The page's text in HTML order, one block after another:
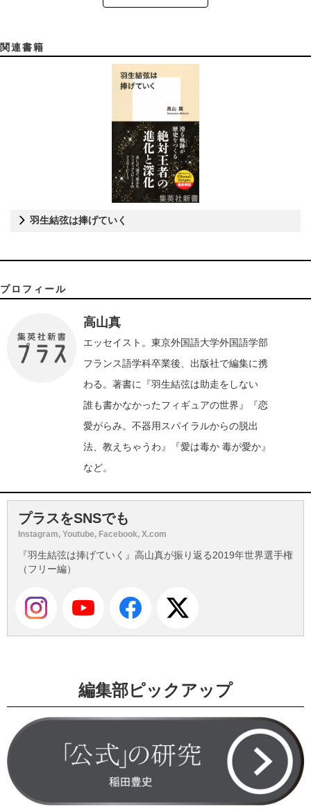
関連書籍
羽生結弦は捧げていく
プロフィール
高山真
エッセイスト。東京外国語大学外国語学部
フランス語学科卒業後、出版社で編集に携
わる。著書に『羽生結弦は助走をしない
誰も書かなかったフィギュアの世界』『恋
愛がらみ。不器用スパイラルからの脱出
法、教えちゃうわ』『愛は毒か 毒が愛か』
など。
プラスをSNSでも
Instagram, Youtube, Facebook, X.com
『羽生結弦は捧げていく』高山真が振り返る2019年世界選手権
（フリー編）
編集部ピックアップ